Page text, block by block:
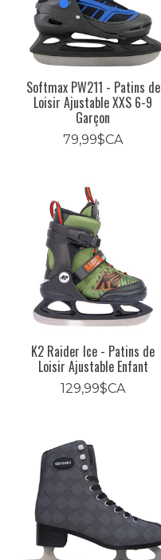
Softmax PW211 - Patins de
Loisir Ajustable XXS 6-9
Garçon
79,99$CA
K2 Raider Ice - Patins de
Loisir Ajustable Enfant
129,99$CA